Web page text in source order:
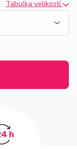
Tabulka velikostí